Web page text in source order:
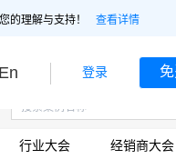
的理解与支持！ 查看详情
En 登录
行业大会 经销商大会